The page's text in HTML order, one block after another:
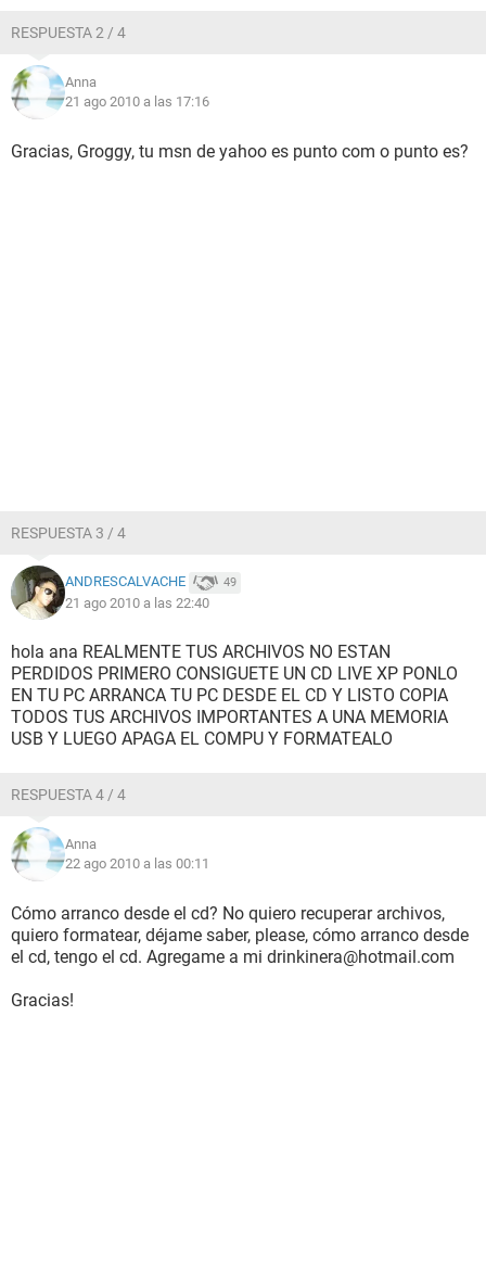
RESPUESTA 2 / 4
Anna
21 ago 2010 a las 17:16
Gracias, Groggy, tu msn de yahoo es punto com o punto es?
RESPUESTA 3 / 4
ANDRESCALVACHE 49
21 ago 2010 a las 22:40
hola ana REALMENTE TUS ARCHIVOS NO ESTAN
PERDIDOS PRIMERO CONSIGUETE UN CD LIVE XP PONLO
EN TU PC ARRANCA TU PC DESDE EL CD Y LISTO COPIA
TODOS TUS ARCHIVOS IMPORTANTES A UNA MEMORIA
USB Y LUEGO APAGA EL COMPU Y FORMATEALO
RESPUESTA 4 / 4
Anna
22 ago 2010 a las 00:11
Cómo arranco desde el cd? No quiero recuperar archivos,
quiero formatear, déjame saber, please, cómo arranco desde
el cd, tengo el cd. Agregame a mi drinkinera@hotmail.com
Gracias!